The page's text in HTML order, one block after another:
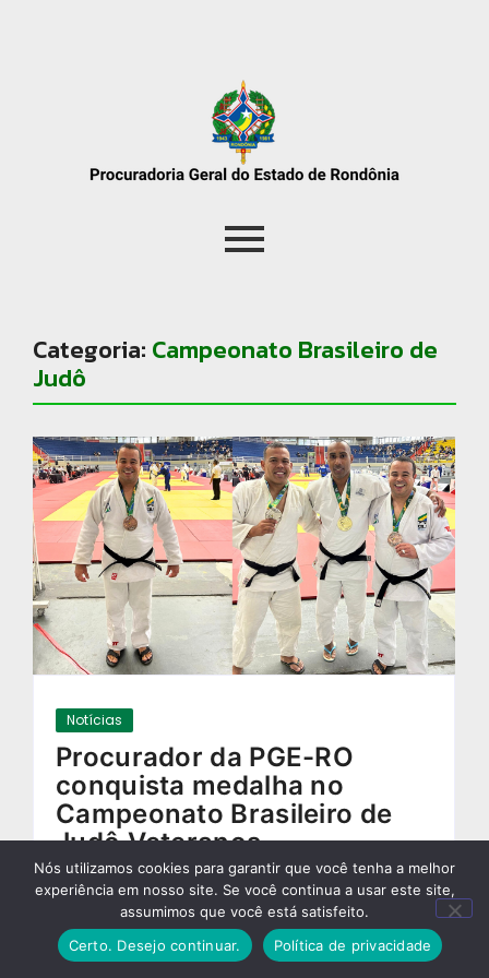
Categoria: Campeonato Brasileiro de
Judô
Notícias
Procurador da PGE-RO
conquista medalha no
Campeonato Brasileiro de
Judô Veteranos
27/08/2025-
Nós utilizamos cookies para garantir que você tenha a melhor
experiência em nosso site. Se você continua a usar este site,
assumimos que você está satisfeito.
Certo. Desejo continuar.
Política de privacidade